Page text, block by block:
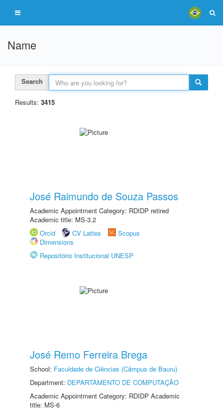
Name
Search
Results: 3415
José Raimundo de Souza Passos
Academic Appointment Category: RDIDP retired
Academic title: MS-3.2
Orcid
CV Lattes
Scopus
Dimensions
Repositório Institucional UNESP
José Remo Ferreira Brega
School: Faculdade de Ciências (Câmpus de Bauru)
Department: DEPARTAMENTO DE COMPUTAÇÃO
Academic Appointment Category: RDIDP Academic
title: MS-6